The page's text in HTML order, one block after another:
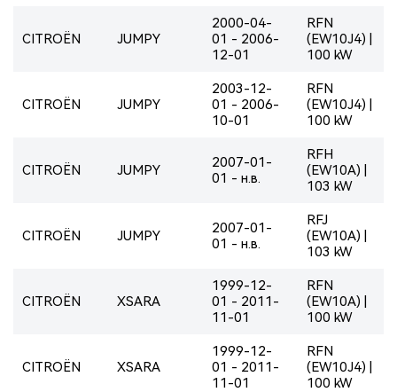
CITROËN JUMPY
2000-04-
01 - 2006-
12-01
RFN
(EW10J4) |
100 kW
CITROËN JUMPY
2003-12-
01 - 2006-
10-01
RFN
(EW10J4) |
100 kW
CITROËN JUMPY
2007-01-
01 - н.в.
RFH
(EW10A) |
103 kW
CITROËN JUMPY
2007-01-
01 - н.в.
RFJ
(EW10A) |
103 kW
CITROËN XSARA
1999-12-
01 - 2011-
11-01
RFN
(EW10A) |
100 kW
CITROËN XSARA
1999-12-
01 - 2011-
11-01
RFN
(EW10J4) |
100 kW